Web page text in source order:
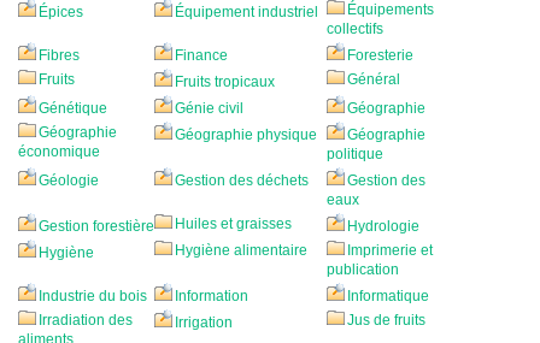
Épices
Équipement industriel
Équipements
collectifs
Fibres
Finance
Foresterie
Fruits
Fruits tropicaux
Général
Génétique
Génie civil
Géographie
Géographie
économique
Géographie physique
Géographie
politique
Géologie
Gestion des déchets
Gestion des
eaux
Gestion forestière
Huiles et graisses
Hydrologie
Hygiène
Hygiène alimentaire
Imprimerie et
publication
Industrie du bois
Information
Informatique
Irradiation des
aliments
Irrigation Jus de fruits